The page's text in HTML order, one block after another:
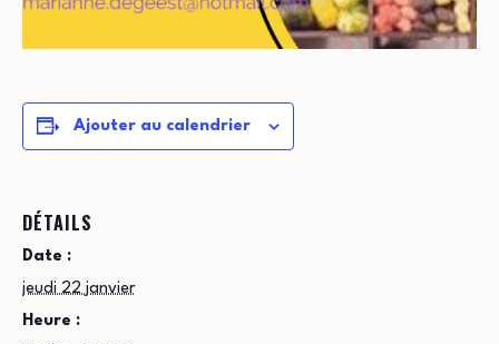
Ajouter au calendrier
DÉTAILS
Date :
jeudi 22 janvier
Heure :